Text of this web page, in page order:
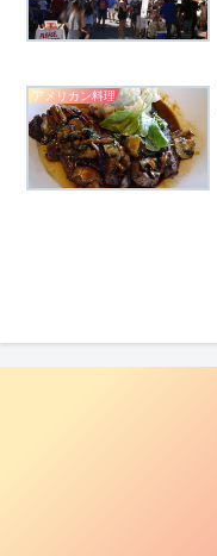
アメリカン料理